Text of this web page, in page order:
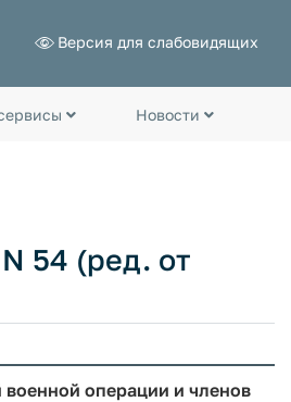
Версия для слабовидящих
Новости
54 (ред. от
операции и членов